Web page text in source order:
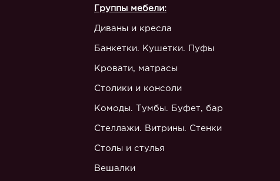
Группы мебели:
Диваны и кресла
Банкетки. Кушетки. Пуфы
Кровати, матрасы
Столики и консоли
Комоды. Тумбы. Буфет, бар
Стеллажи. Витрины. Стенки
Столы и стулья
Вешалки